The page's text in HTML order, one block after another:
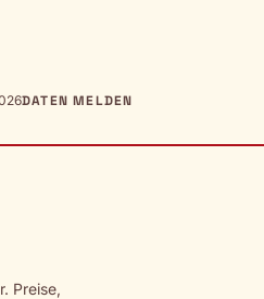
DATEN MELDEN
Preise,